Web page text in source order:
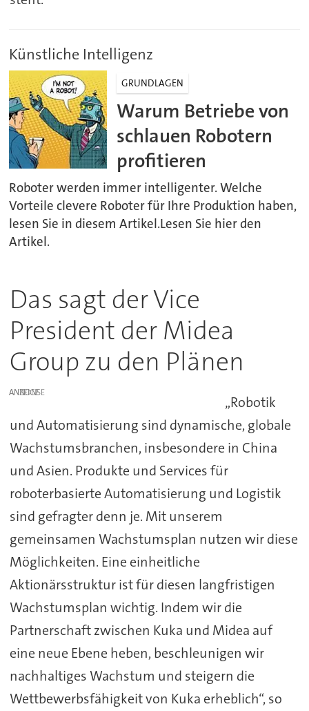
Künstliche Intelligenz
GRUNDLAGEN
Warum Betriebe von
schlauen Robotern
profitieren
Roboter werden immer intelligenter. Welche
Vorteile clevere Roboter für Ihre Produktion haben,
lesen Sie in diesem Artikel.Lesen Sie hier den
Artikel.
Das sagt der Vice
President der Midea
Group zu den Plänen
ANZEIGE
„Robotik
und Automatisierung sind dynamische, globale
Wachstumsbranchen, insbesondere in China
und Asien. Produkte und Services für
roboterbasierte Automatisierung und Logistik
sind gefragter denn je. Mit unserem
gemeinsamen Wachstumsplan nutzen wir diese
Möglichkeiten. Eine einheitliche
Aktionärsstruktur ist für diesen langfristigen
Wachstumsplan wichtig. Indem wir die
Partnerschaft zwischen Kuka und Midea auf
eine neue Ebene heben, beschleunigen wir
nachhaltiges Wachstum und steigern die
Wettbewerbsfähigkeit von Kuka erheblich“, so